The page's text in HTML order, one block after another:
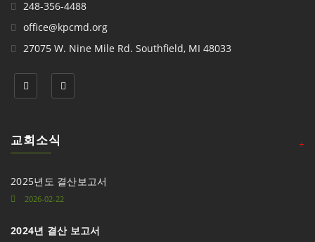
248-356-4488
office@kpcmd.org
27075 W. Nine Mile Rd. Southfield, MI 48033
교회소식 +
2025년도 결산보고서
2026-02-22
2024년 결산 보고서